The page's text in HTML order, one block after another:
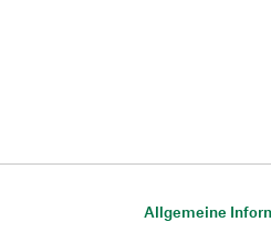
Allgemeine